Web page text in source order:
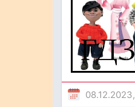
08.12.2023,